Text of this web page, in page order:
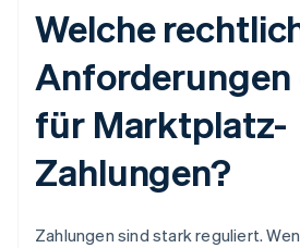
Welche
Anforderungen
für Marktplatz-
Zahlungen?
Zahlungen sind stark reguliert.